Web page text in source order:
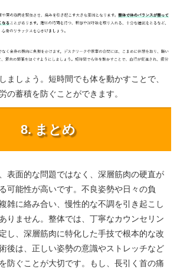
ましょう。短時間でも体を動かすことで、
の蓄積を防ぐことができます。
8. まとめ
表面的な問題ではなく、深層筋肉の硬直が
可能性が高いです。不良姿勢や日々の負
雑に絡み合い、慢性的な不調を引き起こし
りません。整体では、丁寧なカウンセリン
し、深層筋肉に特化した手技で根本的な改
後は、正しい姿勢の意識やストレッチなど
防ぐことが大切です。もし、長引く首の痛